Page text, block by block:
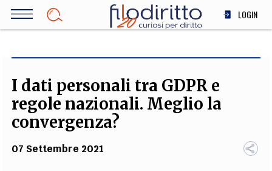
Salta
LOGIN
SOCIETÀ
MEDICINA
I dati personali tra GDPR e
regole nazionali. Meglio la
convergenza?
07 Settembre 2021